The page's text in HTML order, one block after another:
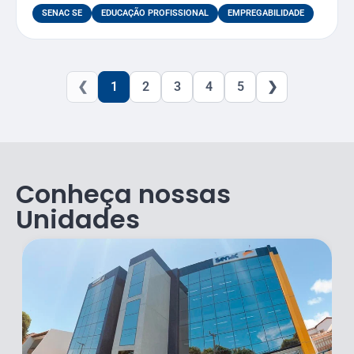
SENAC SE EDUCAÇÃO PROFISSIONAL EMPREGABILIDADE
❮ 1 2 3 4 5 ❯
Conheça nossas
Unidades